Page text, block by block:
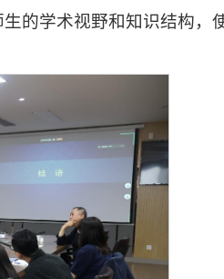
的学术视野和知识结构，